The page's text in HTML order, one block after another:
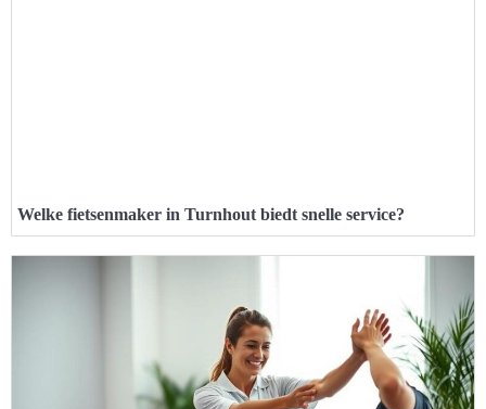
Welke fietsenmaker in Turnhout biedt snelle service?